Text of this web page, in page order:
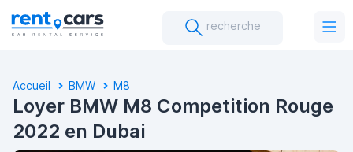
recherche
Accueil BMW M8
Loyer BMW M8 Competition Rouge
2022 en Dubai